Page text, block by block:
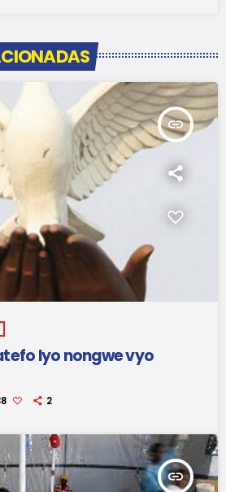
insert_link
lyo nongwe vyo
2
insert_link